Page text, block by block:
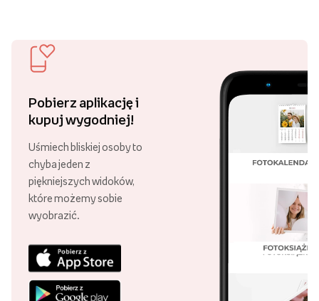
Pobierz aplikację i
kupuj wygodniej!
Uśmiech bliskiej osoby to
chyba jeden z
piękniejszych widoków,
które możemy sobie
wyobrazić.